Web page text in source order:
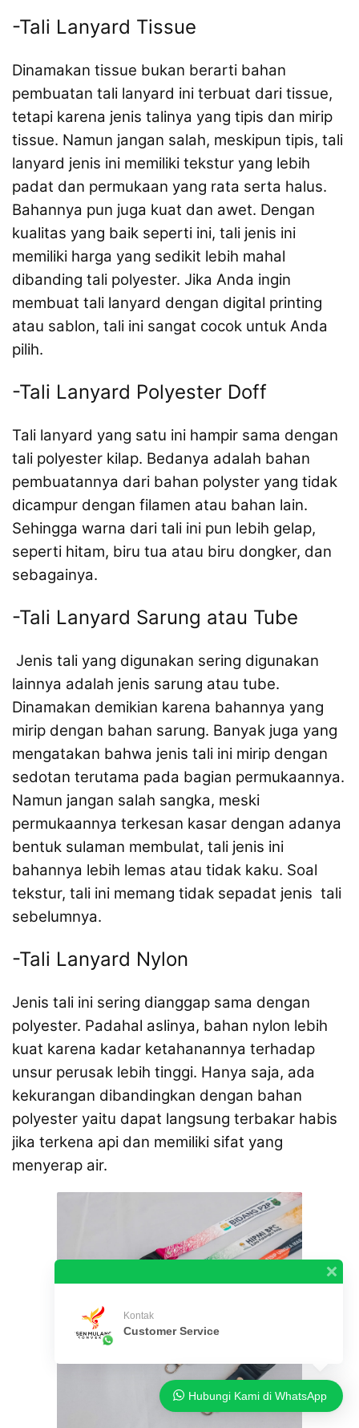
-Tali Lanyard Tissue
Dinamakan tissue bukan berarti bahan
pembuatan tali lanyard ini terbuat dari tissue,
tetapi karena jenis talinya yang tipis dan mirip
tissue. Namun jangan salah, meskipun tipis, tali
lanyard jenis ini memiliki tekstur yang lebih
padat dan permukaan yang rata serta halus.
Bahannya pun juga kuat dan awet. Dengan
kualitas yang baik seperti ini, tali jenis ini
memiliki harga yang sedikit lebih mahal
dibanding tali polyester. Jika Anda ingin
membuat tali lanyard dengan digital printing
atau sablon, tali ini sangat cocok untuk Anda
pilih.
-Tali Lanyard Polyester Doff
Tali lanyard yang satu ini hampir sama dengan
tali polyester kilap. Bedanya adalah bahan
pembuatannya dari bahan polyster yang tidak
dicampur dengan filamen atau bahan lain.
Sehingga warna dari tali ini pun lebih gelap,
seperti hitam, biru tua atau biru dongker, dan
sebagainya.
-Tali Lanyard Sarung atau Tube
Jenis tali yang digunakan sering digunakan
lainnya adalah jenis sarung atau tube.
Dinamakan demikian karena bahannya yang
mirip dengan bahan sarung. Banyak juga yang
mengatakan bahwa jenis tali ini mirip dengan
sedotan terutama pada bagian permukaannya.
Namun jangan salah sangka, meski
permukaannya terkesan kasar dengan adanya
bentuk sulaman membulat, tali jenis ini
bahannya lebih lemas atau tidak kaku. Soal
tekstur, tali ini memang tidak sepadat jenis tali
sebelumnya.
-Tali Lanyard Nylon
Jenis tali ini sering dianggap sama dengan
polyester. Padahal aslinya, bahan nylon lebih
kuat karena kadar ketahanannya terhadap
unsur perusak lebih tinggi. Hanya saja, ada
kekurangan dibandingkan dengan bahan
polyester yaitu dapat langsung terbakar habis
jika terkena api dan memiliki sifat yang
menyerap air.
Kontak
Customer Service
Hubungi Kami di WhatsApp